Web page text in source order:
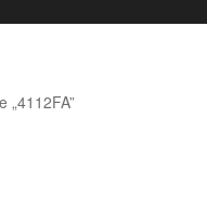
„4112FA”